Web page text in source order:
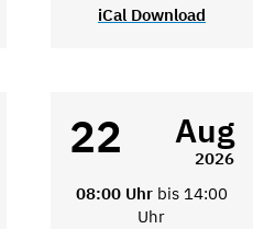
iCal Download
22 Aug
2026
08:00 Uhr bis 14:00
Uhr